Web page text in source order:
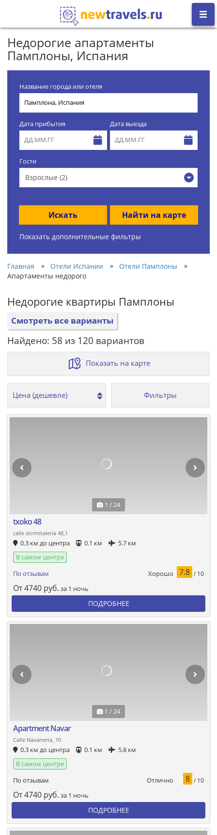
Недорогие апартаменты
Памплоны, Испания
Название города или отеля
Дата прибытия Дата выезда
Гости
Взрослые (2)
Искать Найти на карте
Показать дополнительные фильтры
Главная » Отели Испании » Отели Памплоны
»
Апартаменты недорого
Недорогие квартиры Памплоны
Смотреть все варианты
Найдено: 58 из 120 вариантов
Показать на карте
Фильтры
1 / 24
txoko 48
calle dormitaleria 48,1
0.3 км до центра 0.1 км
5.7 км
В самом центре
По отзывам
Хорошо 7.8 / 10
От4740 руб. за 1 ночь
ПОДРОБНЕЕ
1 / 24
Apartment Navar
Calle Navarreria, 10
0.3 км до центра 0.1 км
5.8 км
В самом центре
По отзывам
Отлично 8 / 10
От4740 руб. за 1 ночь
ПОДРОБНЕЕ